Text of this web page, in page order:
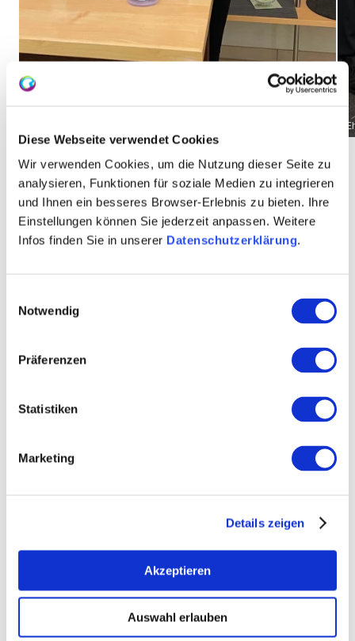
Diese Webseite verwendet Cookies
Wir verwenden Cookies, um die Nutzung dieser Seite zu
analysieren, Funktionen für soziale Medien zu integrieren
und Ihnen ein besseres Browser-Erlebnis zu bieten. Ihre
Einstellungen können Sie jederzeit anpassen. Weitere
Infos finden Sie in unserer Datenschutzerklärung.
Notwendig
Präferenzen
Statistiken
Marketing
Details zeigen
Akzeptieren
Auswahl erlauben
Über uns
Winzersekt
Online-Weinproben
Glühwein
Kontaktinformationen:
Weingut Zehe-Clauß